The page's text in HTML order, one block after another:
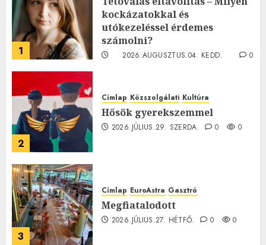
1
kockázatokkal és
utókezeléssel érdemes
számolni?
2026.AUGUSZTUS.04. KEDD.
0
2
Címlap Közszolgálati Kultúra
Hősök gyerekszemmel
2026.JÚLIUS.29. SZERDA. 0 0
3
Címlap EuroAstra Gasztró
Megfiatalodott
2026.JÚLIUS.27. HÉTFŐ. 0 0